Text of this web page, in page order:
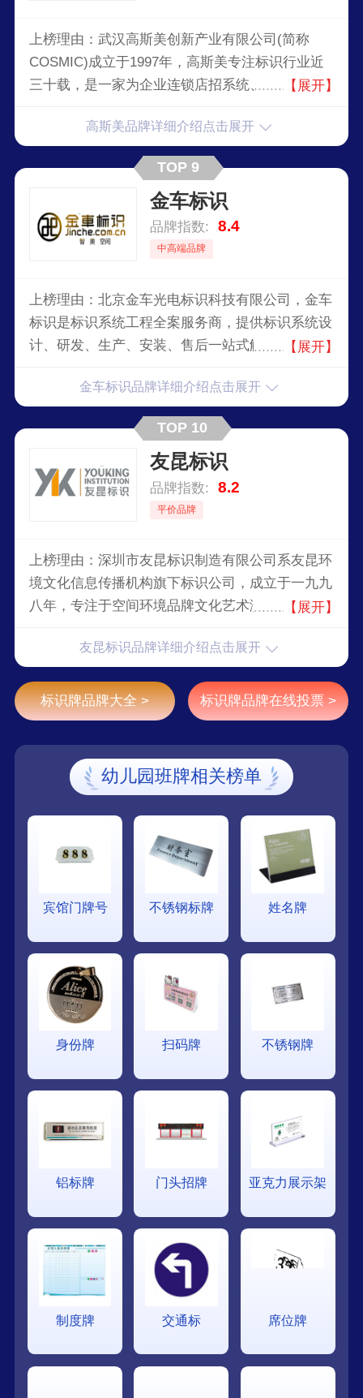
上榜理由：武汉高斯美创新产业有限公司(简称
COSMIC)成立于1997年，高斯美专注标识行业近
三十载，是一家为企业连锁店招系统、导向标识系
程，提供从理念构思、标准设计、生产制造、安装
维护和项目管理一站式服务的专业公司。
【展开】
高斯美品牌详细介绍点击展开
TOP 9
金车标识
品牌指数: 8.4
中高端品牌
上榜理由：北京金车光电标识科技有限公司，金车
标识是标识系统工程全案服务商，提供标识系统设
计、研发、生产、安装、售后一站式解决方案。企
维护为一体，在环渤海经济圈北京基地、长三角经
济圈苏州基地等建有国际领先的研发设计院和现代
【展开】
金车标识品牌详细介绍点击展开
TOP 10
友昆标识
品牌指数: 8.2
平价品牌
上榜理由：深圳市友昆标识制造有限公司系友昆环
境文化信息传播机构旗下标识公司，成立于一九九
八年，专注于空间环境品牌文化艺术演绎。结合项
饰装修、园林景观、视觉信息传达系统等各领域细
【展开】
友昆标识品牌详细介绍点击展开
标识牌品牌大全 > 标识牌品牌在线投票 >
幼儿园班牌相关榜单
宾馆门牌号 不锈钢标牌 姓名牌
身份牌 扫码牌 不锈钢牌
铝标牌 门头招牌 亚克力展示架
制度牌 交通标 席位牌